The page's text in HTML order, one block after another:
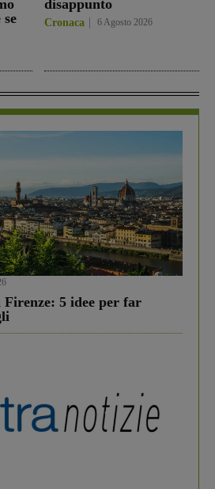
disappunto
Cronaca 6 Agosto 2026
5 idee per far